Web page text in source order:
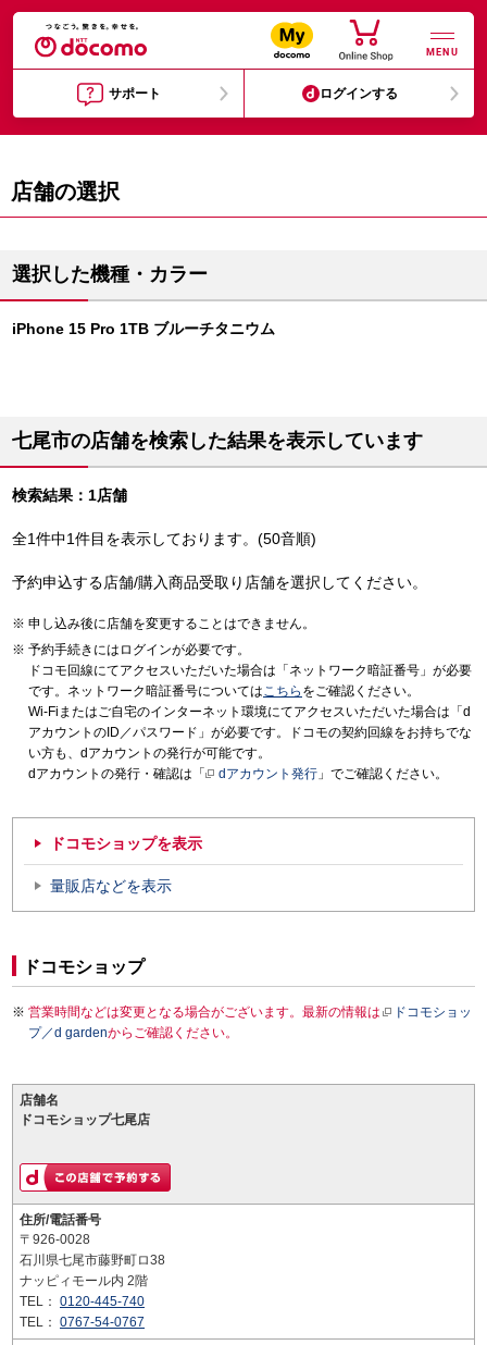
MENU
サポート ログインする
店舗の選択
選択した機種・カラー
iPhone 15 Pro 1TB ブルーチタニウム
七尾市の店舗を検索した結果を表示しています
検索結果：1店舗
全1件中1件目を表示しております。(50音順)
予約申込する店舗/購入商品受取り店舗を選択してください。
申し込み後に店舗を変更することはできません。
予約手続きにはログインが必要です。
ドコモ回線にてアクセスいただいた場合は「ネットワーク暗証番号」が必要
です。ネットワーク暗証番号についてはこちら をご確認ください。
Wi-Fiまたはご自宅のインターネット環境にてアクセスいただいた場合は「d
アカウントのID／パスワード」が必要です。ドコモの契約回線をお持ちでな
い方も、dアカウントの発行が可能です。
dアカウントの発行・確認は「
dアカウント発行 」でご確認ください。
ドコモショップを表示
量販店などを表示
ドコモショップ
営業時間などは変更となる場合がございます。最新の情報は
ドコモショッ
プ／d gardenからご確認ください。
店舗名
ドコモショップ七尾店
住所/電話番号
〒926-0028
石川県七尾市藤野町ロ38
ナッピィモール内 2階
TEL： 0120-445-740
TEL： 0767-54-0767